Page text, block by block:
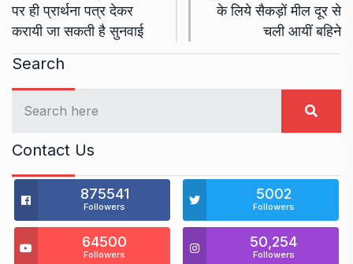
पर ही प्रार्थना पत्र देकर
करायी जा सकती है सुनवाई
के लिये सैकड़ों मील दूर से
चली आयीं बहिने
Search
Contact Us
875541
Followers
5002
Followers
64500
Followers
50,254
Followers